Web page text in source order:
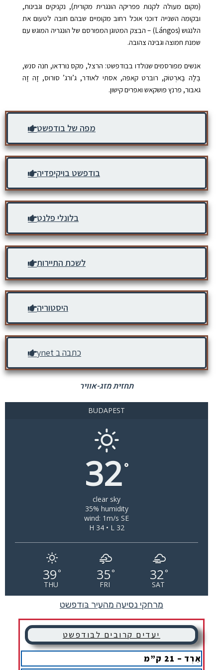
(מקום מעולה לקנות פפריקה הונגרית מקורית), נקניקים וגבינות,
ובקומה השנייה דוכני אוכל רחוב מקומיים שבהם חובה לטעום את
הלנגוש (Lángos) – הבצק המטוגן המפורסם של הונגריה המוגש עם
שמנת חמוצה וגבינה צהובה.
אנשים מפורסמים שנולדו בבודפשט: הרצל, מקס נורדאו, חנה סנש,
בֶּלָה בַּארְטוֹק, רובּרט קאפּה, אסתי לאודר, ג’ורג’ סורוס, זָה זָה
גאבּור, פרנץ פּושקאש ואפרים קישון.
מפה של בודפשט
בודפשט בויקיפדיה
בלונלי פלנט
לשכת התיירות
היסטוריה
כתבה ב ynet
תחזית מזג-אוויר
BUDAPEST
32°
clear sky
35% humidity
wind: 1m/s SE
H 34 • L 32
39°
THU
35°
FRI
32°
SAT
מרחקי נסיעה מהעיר בּודפשט
יעדים קרובים לבּודפשט
אֵרְד – 21 ק”מ